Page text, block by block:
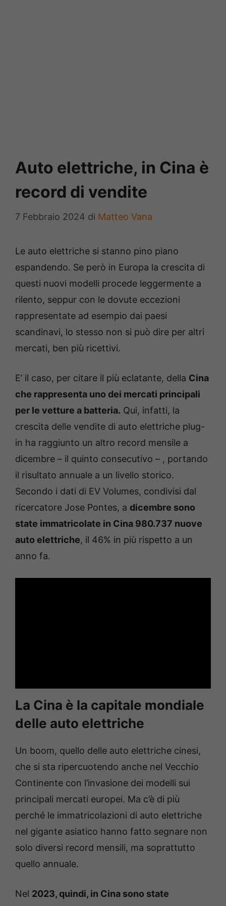
Auto elettriche, in Cina è
record di vendite
7 Febbraio 2024 di Matteo Vana
Le auto elettriche si stanno pino piano
espandendo. Se però in Europa la crescita di
questi nuovi modelli procede leggermente a
rilento, seppur con le dovute eccezioni
rappresentate ad esempio dai paesi
scandinavi, lo stesso non si può dire per altri
mercati, ben più ricettivi.
E’ il caso, per citare il più eclatante, della Cina
che rappresenta uno dei mercati principali
per le vetture a batteria. Qui, infatti, la
crescita delle vendite di auto elettriche plug-
in ha raggiunto un altro record mensile a
dicembre – il quinto consecutivo – , portando
il risultato annuale a un livello storico.
Secondo i dati di EV Volumes, condivisi dal
ricercatore Jose Pontes, a dicembre sono
state immatricolate in Cina 980.737 nuove
auto elettriche, il 46% in più rispetto a un
anno fa.
La Cina è la capitale mondiale
delle auto elettriche
Un boom, quello delle auto elettriche cinesi,
che si sta ripercuotendo anche nel Vecchio
Continente con l’invasione dei modelli sui
principali mercati europei. Ma c’è di più
perché le immatricolazioni di auto elettriche
nel gigante asiatico hanno fatto segnare non
solo diversi record mensili, ma soprattutto
quello annuale.
Nel 2023, quindi, in Cina sono state